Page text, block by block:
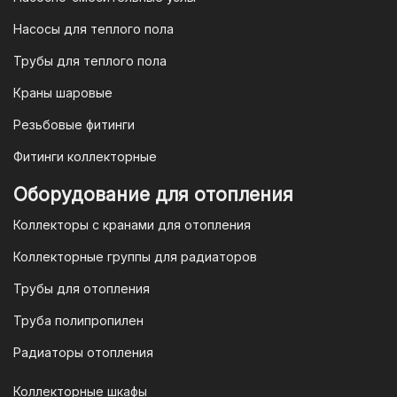
Для наших корпоративных клиентов
мы предлагаем безналичную оплату по
выставим вам счет, который можно
оплатить в течение 3 рабочих дней.
организаций и ИП необходимо
связаться с оптовым отделом
электронную почту
opt@mail.ru
Насосы для теплого пола
Трубы для теплого пола
Краны шаровые
Резьбовые фитинги
Фитинги коллекторные
Оборудование для отопления
Коллекторы с кранами для отопления
Коллекторные группы для радиаторов
Трубы для отопления
Труба полипропилен
Радиаторы отопления
Коллекторные шкафы